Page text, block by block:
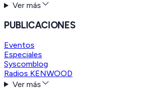
Ver más
PUBLICACIONES
Eventos
Especiales
Syscomblog
Radios KENWOOD
Ver más